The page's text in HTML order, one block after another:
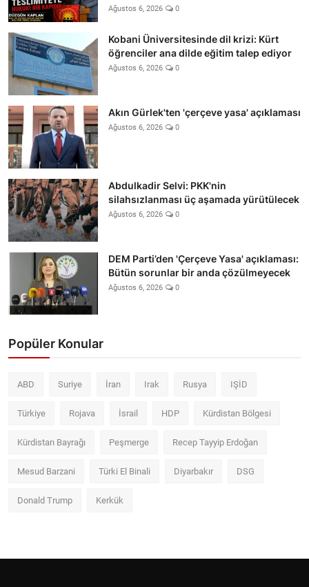
Ağustos 6, 2026 0
Kobani Üniversitesinde dil krizi: Kürt
öğrenciler ana dilde eğitim talep ediyor
Ağustos 6, 2026 0
Akın Gürlek'ten 'çerçeve yasa' açıklaması
Ağustos 6, 2026 0
Abdulkadir Selvi: PKK'nin
silahsızlanması üç aşamada yürütülecek
Ağustos 6, 2026 0
DEM Parti’den 'Çerçeve Yasa' açıklaması:
Bütün sorunlar bir anda çözülmeyecek
Ağustos 6, 2026 0
Popüler Konular
ABD Suriye İran Irak Rusya IŞİD
Türkiye Rojava İsrail HDP Kürdistan Bölgesi
Kürdistan Bayrağı Peşmerge Recep Tayyip Erdoğan
Mesud Barzani Türki El Binali Diyarbakır DSG
Donald Trump Kerkük